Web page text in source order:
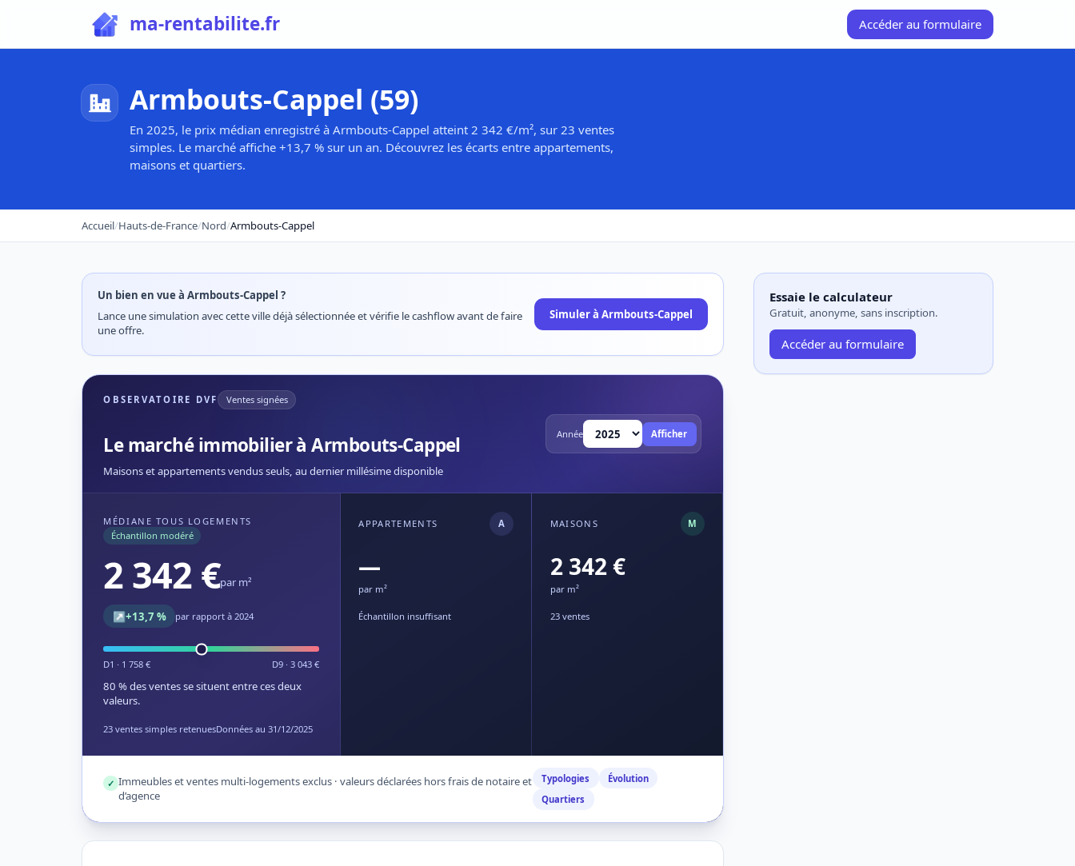
ma-rentabilite.fr Accéder au formulaire
Armbouts-Cappel (59)
En 2025, le prix médian enregistré à Armbouts-Cappel atteint 2 342 €/m², sur 23 ventes
simples. Le marché affiche +13,7 % sur un an. Découvrez les écarts entre appartements,
maisons et quartiers.
Accueil/Hauts-de-France/Nord/Armbouts-Cappel
Un bien en vue à Armbouts-Cappel ?
Lance une simulation avec cette ville déjà sélectionnée et vérifie le cashflow avant de faire
une offre.
Simuler à Armbouts-Cappel
OBSERVATOIRE DVF Ventes signées
Le marché immobilier à Armbouts-Cappel
Maisons et appartements vendus seuls, au dernier millésime disponible
Année Afficher
MÉDIANE TOUS LOGEMENTS
Échantillon modéré
2 342 €par m²
↗+13,7 % par rapport à 2024
D1 · 1 758 € D9 · 3 043 €
80 % des ventes se situent entre ces deux
valeurs.
23 ventes simples retenuesDonnées au 31/12/2025
APPARTEMENTS A
—
par m²
Échantillon insuffisant
MAISONS M
2 342 €
par m²
23 ventes
✓ Immeubles et ventes multi-logements exclus · valeurs déclarées hors frais de notaire et
d’agence
Typologies
Évolution
Quartiers
Essaie le calculateur
Gratuit, anonyme, sans inscription.
Accéder au formulaire